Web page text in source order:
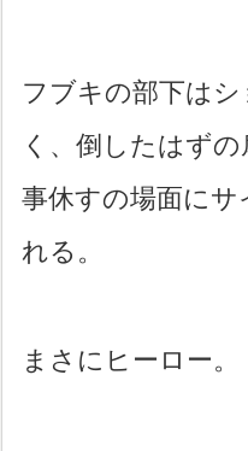
フブキの部下は
く、倒したはず
事休すの場面に
れる。
まさにヒーロー。